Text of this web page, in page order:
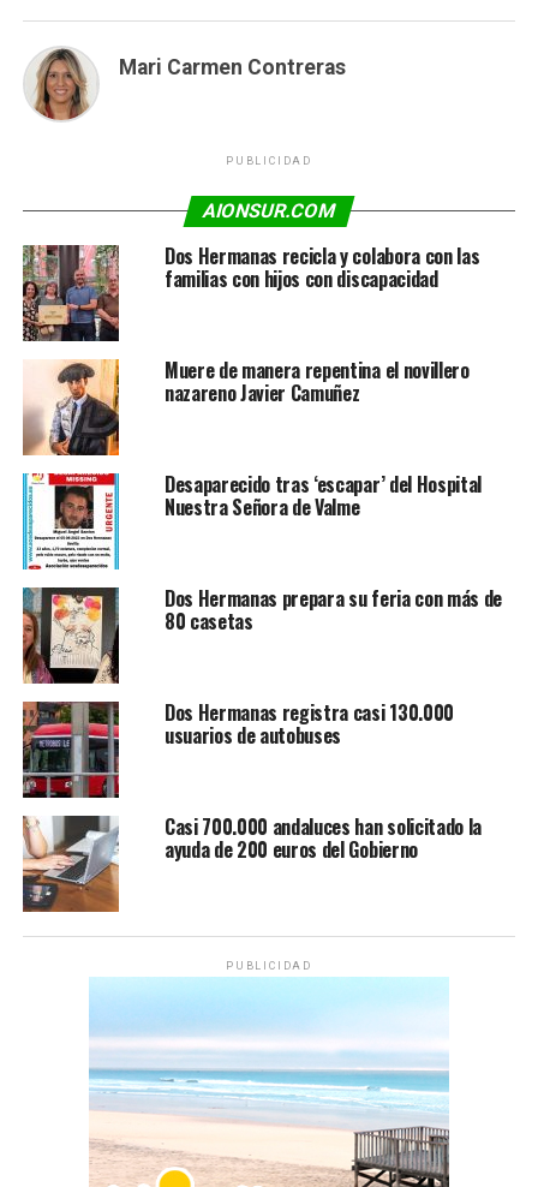
Mari Carmen Contreras
PUBLICIDAD
AIONSUR.COM
Dos Hermanas recicla y colabora con las
familias con hijos con discapacidad
Muere de manera repentina el novillero
nazareno Javier Camuñez
Desaparecido tras ‘escapar’ del Hospital
Nuestra Señora de Valme
Dos Hermanas prepara su feria con más de
80 casetas
Dos Hermanas registra casi 130.000
usuarios de autobuses
Casi 700.000 andaluces han solicitado la
ayuda de 200 euros del Gobierno
PUBLICIDAD